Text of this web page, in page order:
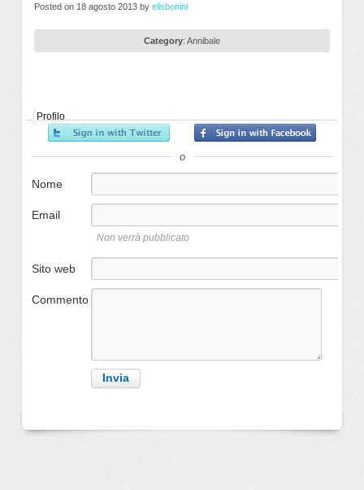
Posted on 18 agosto 2013 by elisbonini
Category: Annibale
Profilo
o
Nome
Email
Non verrà pubblicato
Sito web
Commento